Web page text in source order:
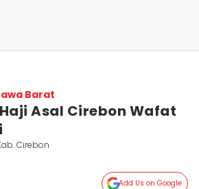
Barat
Asal Cirebon Wafat
Cirebon
Add Us on Google